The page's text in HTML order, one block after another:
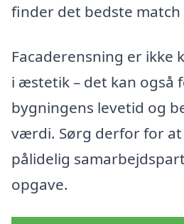
finder det bedste
Facaderensning er ikke
i æstetik – det kan også
bygningens levetid og
værdi. Sørg derfor for
pålidelig
opgave.